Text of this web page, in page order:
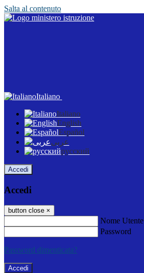
Salta al contenuto
Italiano
Italiano
English
Español
عربى
русский
Accedi
Accedi
button close ×
Nome Utente
Password
Password dimenticata?